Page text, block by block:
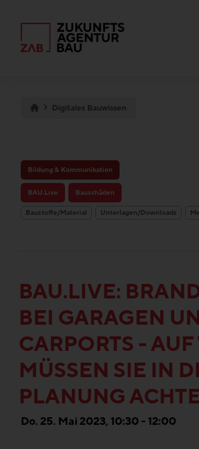
Digitales Bauwissen
Bildung & Kommunikation
BAU.Live Bauschäden
Baustoffe/Material Unterlagen/Downloads
BAU.LIVE:
BEI GARAGEN
CARPORTS - AUF
MÜSSEN SIE IN
PLANUNG
Do. 25. Mai 2023, 10:30 - 12:00